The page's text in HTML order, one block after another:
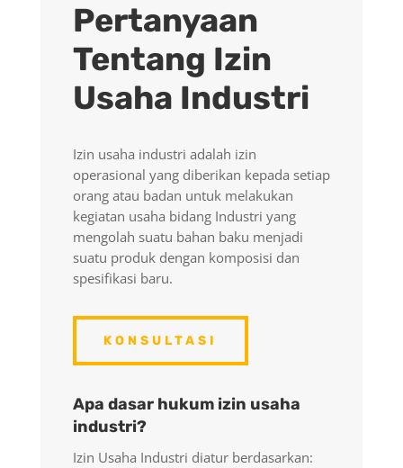
Pertanyaan
Tentang Izin
Usaha Industri
Izin usaha industri adalah izin
operasional yang diberikan kepada setiap
orang atau badan untuk melakukan
kegiatan usaha bidang Industri yang
mengolah suatu bahan baku menjadi
suatu produk dengan komposisi dan
spesifikasi baru.
KONSULTASI
Apa dasar hukum izin usaha
industri?
Izin Usaha Industri diatur berdasarkan: